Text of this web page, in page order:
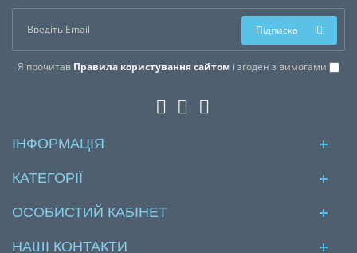
Я прочитав Правила користування сайтом і згоден з вимогами
Підписка
ІНФОРМАЦІЯ
КАТЕГОРІЇ
ОСОБИСТИЙ КАБІНЕТ
НАШІ КОНТАКТИ